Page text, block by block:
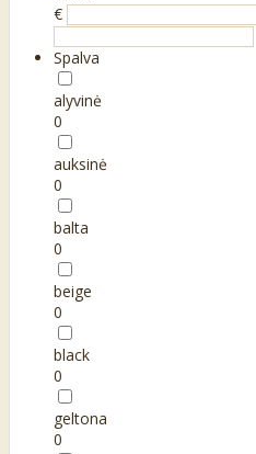
€
Spalva
alyvinė
0
auksinė
0
balta
0
beige
0
black
0
geltona
0